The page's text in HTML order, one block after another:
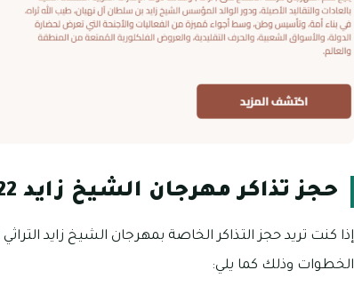
حجز تذاكر مهرجان الشيخ زايد 2022
الخطوات وذلك كما يلي: